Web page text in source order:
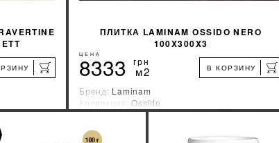
ПЛИТКА LAMINAM OSSIDO NERO
100X300X3
ЦЕНА
8333 грн
м2 В КОРЗИНУ
Бренд: Laminam
Коллекция:Ossido
Страна-производитель:Италия
УЗНАТЬ СВОЮ СКИДКУ